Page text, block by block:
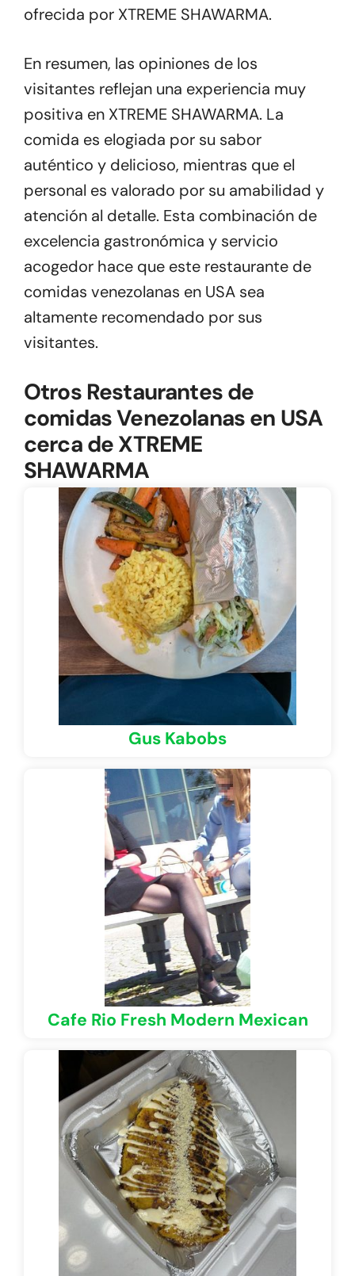
ofrecida por XTREME SHAWARMA.
En resumen, las opiniones de los
visitantes reflejan una experiencia muy
positiva en XTREME SHAWARMA. La
comida es elogiada por su sabor
auténtico y delicioso, mientras que el
personal es valorado por su amabilidad y
atención al detalle. Esta combinación de
excelencia gastronómica y servicio
acogedor hace que este restaurante de
comidas venezolanas en USA sea
altamente recomendado por sus
visitantes.
Otros Restaurantes de
comidas Venezolanas en USA
cerca de XTREME
SHAWARMA
Gus Kabobs
Cafe Rio Fresh Modern Mexican